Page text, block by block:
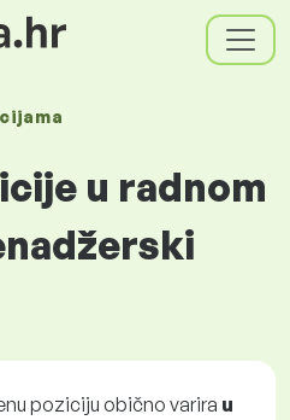
u radnom
poziciju obično varira u